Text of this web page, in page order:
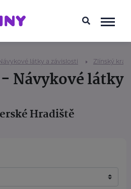
látky a závislosti Zlínský kraj
Návykové látky
Hradiště